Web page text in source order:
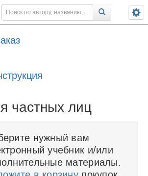
частных лиц
нужный вам
учебник и/или
материалы.